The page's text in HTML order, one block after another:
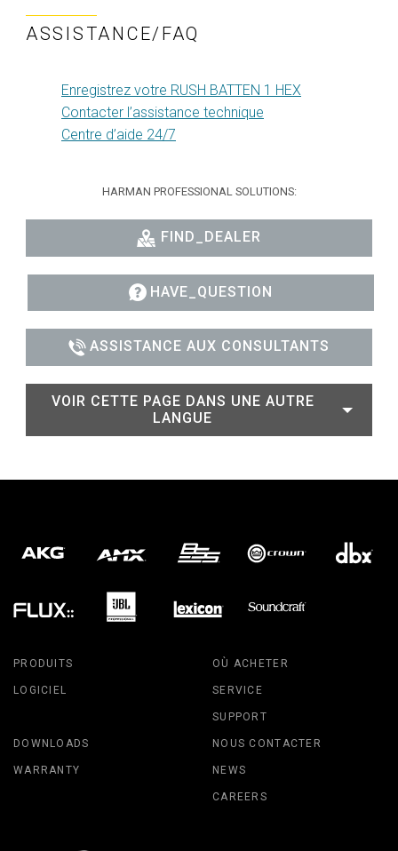
ASSISTANCE/FAQ
Enregistrez votre RUSH BATTEN 1 HEX
Contacter l’assistance technique
Centre d’aide 24/7
HARMAN PROFESSIONAL SOLUTIONS:
FIND_DEALER
HAVE_QUESTION
ASSISTANCE AUX CONSULTANTS
VOIR CETTE PAGE DANS UNE AUTRE
LANGUE
PRODUITS
LOGICIEL
OÙ ACHETER
SERVICE
SUPPORT
DOWNLOADS
WARRANTY
NOUS CONTACTER
NEWS
CAREERS